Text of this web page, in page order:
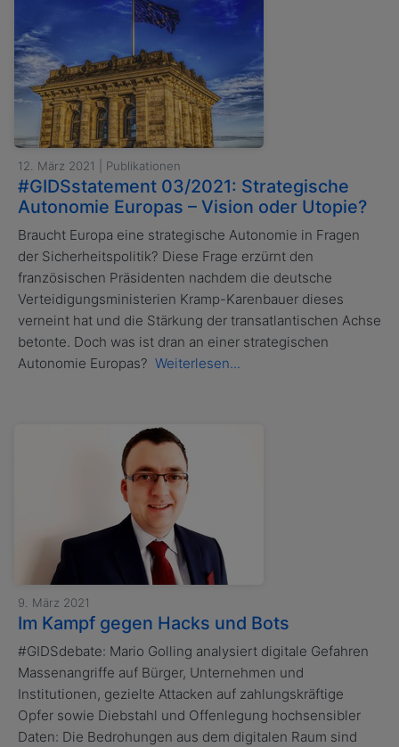
12. März 2021 | Publikationen
#GIDSstatement 03/2021: Strategische
Autonomie Europas – Vision oder Utopie?
Braucht Europa eine strategische Autonomie in Fragen
der Sicherheitspolitik? Diese Frage erzürnt den
französischen Präsidenten nachdem die deutsche
Verteidigungsministerien Kramp-Karenbauer dieses
verneint hat und die Stärkung der transatlantischen Achse
betonte. Doch was ist dran an einer strategischen
Autonomie Europas? Weiterlesen...
9. März 2021
Im Kampf gegen Hacks und Bots
#GIDSdebate: Mario Golling analysiert digitale Gefahren
Massenangriffe auf Bürger, Unternehmen und
Institutionen, gezielte Attacken auf zahlungskräftige
Opfer sowie Diebstahl und Offenlegung hochsensibler
Daten: Die Bedrohungen aus dem digitalen Raum sind